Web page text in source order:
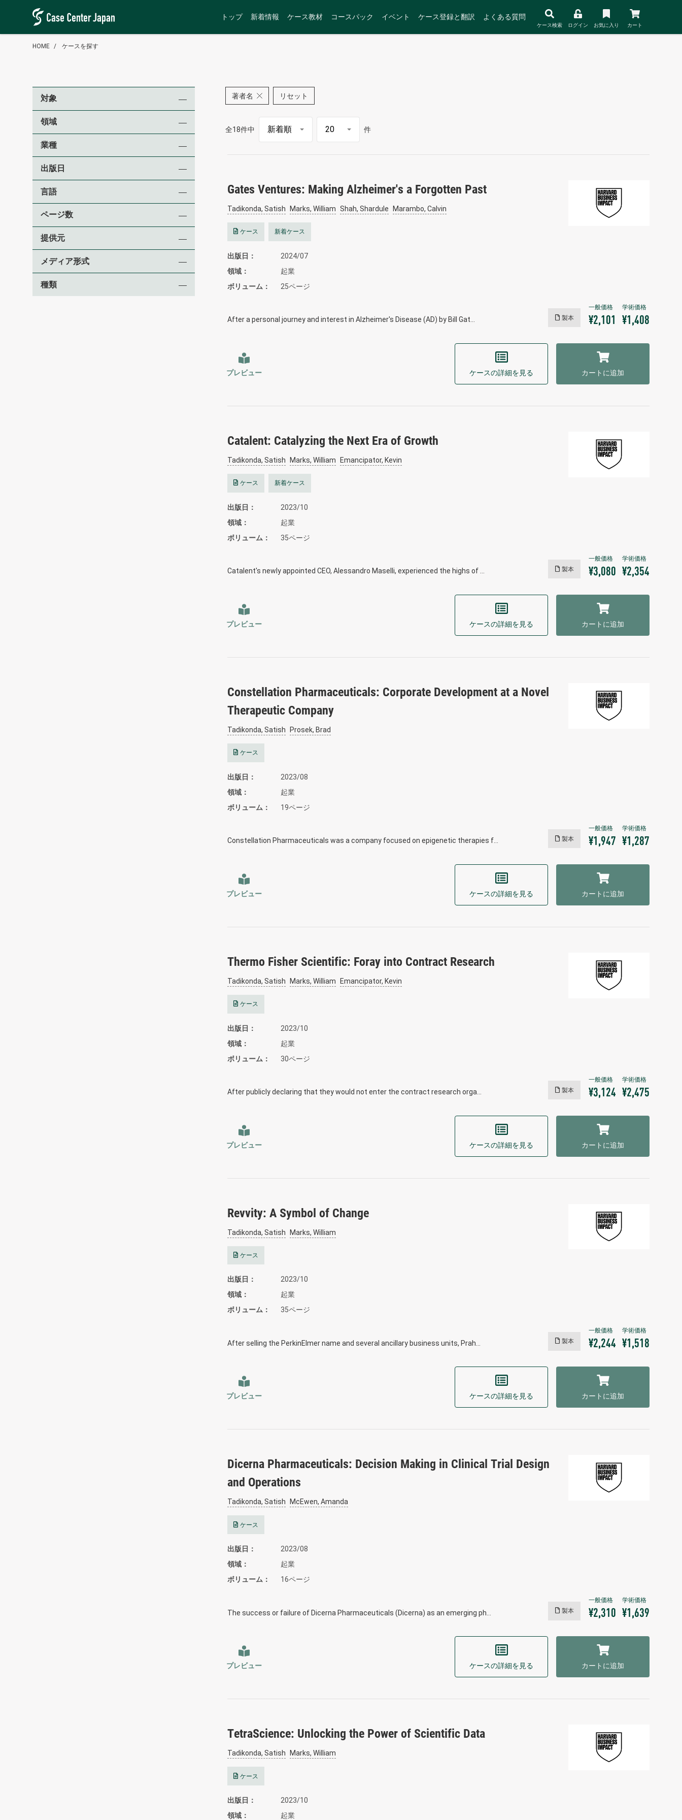
トップ 新着情報 ケース教材 コースパック イベント ケース登録と翻訳 よくある質問
ケース検索 ログイン お気に入り カート
HOME ケースを探す
著者名 リセット
全18件中 件
Gates Ventures: Making Alzheimer's a Forgotten Past
Tadikonda, Satish Marks, William Shah, Shardule Marambo, Calvin
ケース 新着ケース
出版日
2024/07
領域
起業
ボリューム
25ページ
After a personal journey and interest in Alzheimer's Disease (AD) by Bill Gat… 製本 ¥2,101 ¥1,408
プレビュー ケースの詳細を見る カートに追加
Catalent: Catalyzing the Next Era of Growth
Tadikonda, Satish Marks, William Emancipator, Kevin
ケース 新着ケース
出版日
2023/10
領域
起業
ボリューム
35ページ
Catalent's newly appointed CEO, Alessandro Maselli, experienced the highs of … 製本 ¥3,080 ¥2,354
プレビュー ケースの詳細を見る カートに追加
Constellation Pharmaceuticals: Corporate Development at a Novel
Therapeutic Company
Tadikonda, Satish Prosek, Brad
ケース
出版日
2023/08
領域
起業
ボリューム
19ページ
Constellation Pharmaceuticals was a company focused on epigenetic therapies f… 製本 ¥1,947 ¥1,287
プレビュー ケースの詳細を見る カートに追加
Thermo Fisher Scientific: Foray into Contract Research
Tadikonda, Satish Marks, William Emancipator, Kevin
ケース
出版日
2023/10
領域
起業
ボリューム
30ページ
After publicly declaring that they would not enter the contract research orga… 製本 ¥3,124 ¥2,475
プレビュー ケースの詳細を見る カートに追加
Revvity: A Symbol of Change
Tadikonda, Satish Marks, William
ケース
出版日
2023/10
領域
起業
ボリューム
35ページ
After selling the PerkinElmer name and several ancillary business units, Prah… 製本 ¥2,244 ¥1,518
プレビュー ケースの詳細を見る カートに追加
Dicerna Pharmaceuticals: Decision Making in Clinical Trial Design
and Operations
Tadikonda, Satish McEwen, Amanda
ケース
出版日
2023/08
領域
起業
ボリューム
16ページ
The success or failure of Dicerna Pharmaceuticals (Dicerna) as an emerging ph… 製本 ¥2,310 ¥1,639
プレビュー ケースの詳細を見る カートに追加
TetraScience: Unlocking the Power of Scientific Data
Tadikonda, Satish Marks, William
ケース
出版日
2023/10
領域
起業
対象
領域
業種
出版日
言語
ページ数
提供元
メディア形式
種類